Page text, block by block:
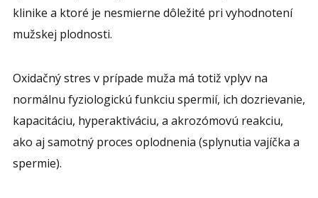
klinike a ktoré je nesmierne dôležité pri vyhodnotení
mužskej plodnosti.
Oxidačný stres v prípade muža má totiž vplyv na
normálnu fyziologickú funkciu spermií, ich dozrievanie,
kapacitáciu, hyperaktiváciu, a akrozómovú reakciu,
ako aj samotný proces oplodnenia (splynutia vajíčka a
spermie).